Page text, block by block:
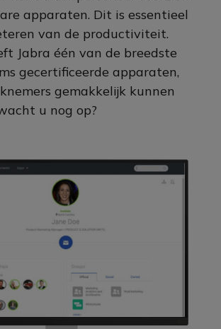
apparaten. Dit is essentieel
van de productiviteit.
Jabra één van de breedste
gecertificeerde apparaten,
gemakkelijk kunnen
u nog op?